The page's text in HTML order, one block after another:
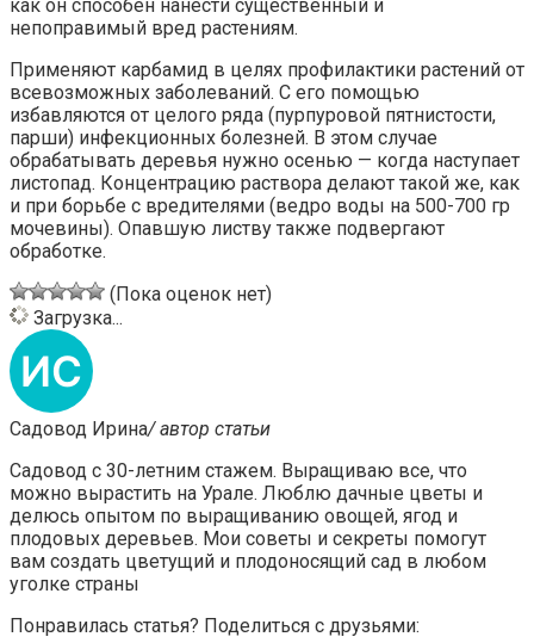
как он способен нанести существенный и
непоправимый вред растениям.
Применяют карбамид в целях профилактики растений от
всевозможных заболеваний. С его помощью
избавляются от целого ряда (пурпуровой пятнистости,
парши) инфекционных болезней. В этом случае
обрабатывать деревья нужно осенью — когда наступает
листопад. Концентрацию раствора делают такой же, как
и при борьбе с вредителями (ведро воды на 500-700 гр
мочевины). Опавшую листву также подвергают
обработке.
(Пока оценок нет)
Загрузка...
Садовод Ирина/ автор статьи
Садовод с 30-летним стажем. Выращиваю все, что
можно вырастить на Урале. Люблю дачные цветы и
делюсь опытом по выращиванию овощей, ягод и
плодовых деревьев. Мои советы и секреты помогут
вам создать цветущий и плодоносящий сад в любом
уголке страны
Понравилась статья? Поделиться с друзьями: